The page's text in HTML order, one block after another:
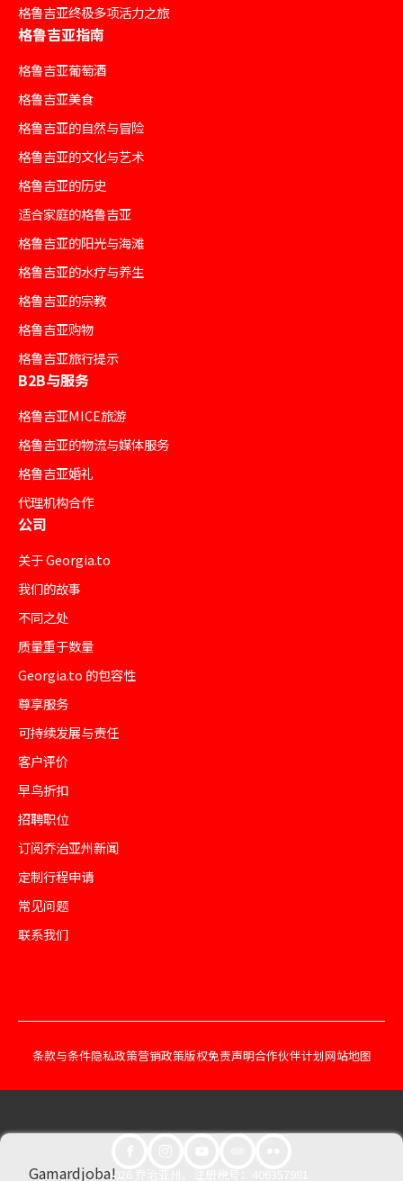
格鲁吉亚终极多项活力之旅
格鲁吉亚指南
格鲁吉亚葡萄酒
格鲁吉亚美食
格鲁吉亚的自然与冒险
格鲁吉亚的文化与艺术
格鲁吉亚的历史
适合家庭的格鲁吉亚
格鲁吉亚的阳光与海滩
格鲁吉亚的水疗与养生
格鲁吉亚的宗教
格鲁吉亚购物
格鲁吉亚旅行提示
B2B与服务
格鲁吉亚MICE旅游
格鲁吉亚的物流与媒体服务
格鲁吉亚婚礼
代理机构合作
公司
关于 Georgia.to
我们的故事
不同之处
质量重于数量
Georgia.to 的包容性
尊享服务
可持续发展与责任
客户评价
早鸟折扣
招聘职位
订阅乔治亚州新闻
定制行程申请
常见问题
联系我们
条款与条件隐私政策营销政策版权免责声明合作伙伴计划网站地图
© 2026 乔治亚州。注册税号：406357981
Gamardjoba!